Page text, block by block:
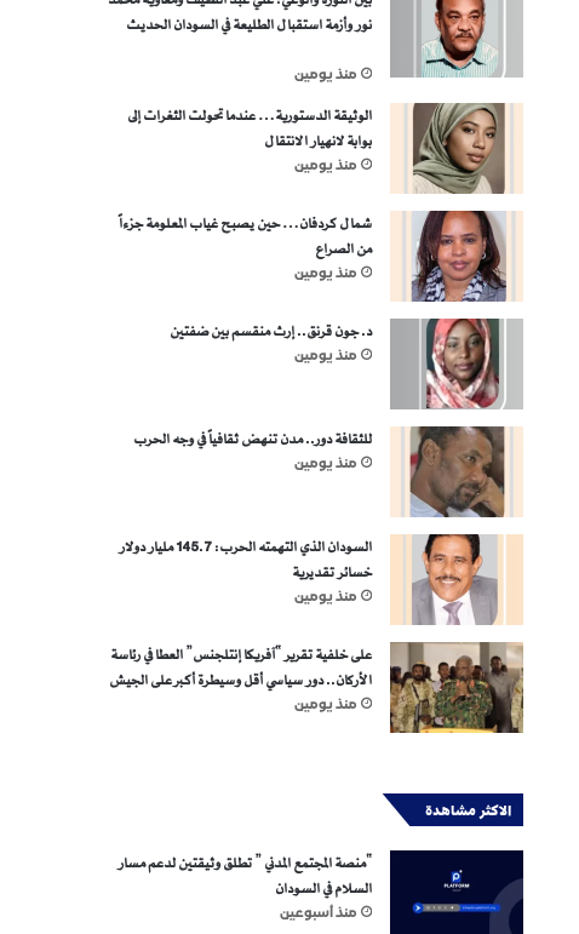
نور وأزمة استقبال الطليعة في السودان الحديث
منذ يومين
الوثيقة الدستورية… عندما تحولت الثغرات إلى
بوابة لانهيار الانتقال
منذ يومين
شمال كردفان… حين يصبح غياب المعلومة جزءاً
من الصراع
منذ يومين
د. جون قرنق.. إرث منقسم بين ضفتين
منذ يومين
للثقافة دور.. مدن تنهض ثقافياً في وجه الحرب
منذ يومين
السودان الذي التهمته الحرب: 145.7 مليار دولار
خسائر تقديرية
منذ يومين
على خلفية تقرير “آفريكا إنتلجنس” العطا في رئاسة
الأركان.. دور سياسي أقل وسيطرة أكبر على الجيش
منذ يومين
الاكثر مشاهدة
“منصة المجتمع المدني ” تطلق وثيقتين لدعم مسار
السلام في السودان
منذ أسبوعين